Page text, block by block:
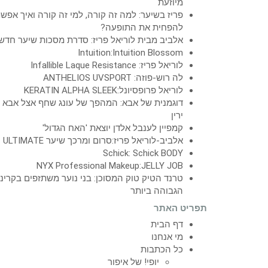
מיוזעת
פריז בשיער: למה זה קורה, למי זה קורה ואיך
להפחית את התופעה?
אלביב מבית לוריאל פריז: סדרת מסכות שיער
Intuition:Intuition Blossom
לוריאל פריז: Infallible Laque Resistance
לה רוש-פוזה: ANTHELIOS UVSPORT
לוריאל פרופסיונל:KERATIN ALPHA SLEEK
דוגמנית של אבא: המהפך של עונג שחף אצל אבא
ירין
קמפיין לענבל אלדן יוצאת 'האח הגדול'
אלביב-לוריאל פריז:סרום ומרכך שיער ULTIMATE
Schick: Schick BODY
NYX Professional Makeup:JELLY JOB
טרנד הטיק טוק המסוכן: בני נוער משתזפים
הגבוהה ביותר
תפריט האתר
דף הבית
מי אנחנו
כל הכתבות
יופי! של איפור